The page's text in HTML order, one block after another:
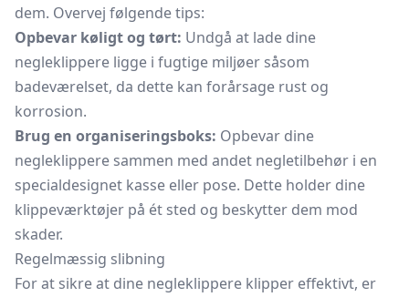
dem. Overvej følgende tips:
Opbevar køligt og tørt: Undgå at lade dine
negleklippere ligge i fugtige miljøer såsom
badeværelset, da dette kan forårsage rust og
korrosion.
Brug en organiseringsboks: Opbevar dine
negleklippere sammen med andet negletilbehør i en
specialdesignet kasse eller pose. Dette holder dine
klippeværktøjer på ét sted og beskytter dem mod
skader.
Regelmæssig slibning
For at sikre at dine negleklippere klipper effektivt, er